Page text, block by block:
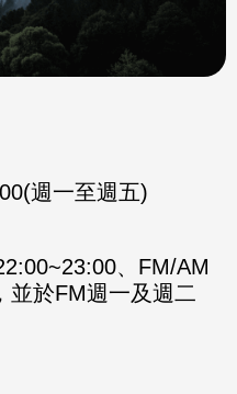
週一至週五)
、FM/AM
並於FM週一及週二